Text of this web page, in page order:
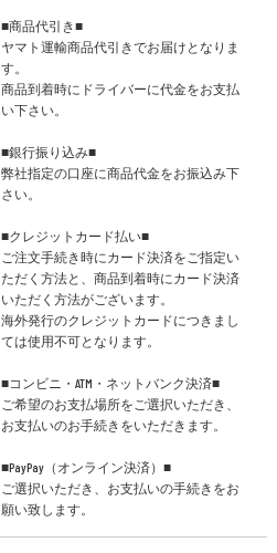
■商品代引き■
ヤマト運輸商品代引きでお届けとなりま
す。
商品到着時にドライバーに代金をお支払
い下さい。
■銀行振り込み■
弊社指定の口座に商品代金をお振込み下
さい。
■クレジットカード払い■
ご注文手続き時にカード決済をご指定い
ただく方法と、商品到着時にカード決済
いただく方法がございます。
海外発行のクレジットカードにつきまし
ては使用不可となります。
■コンビニ・ATM・ネットバンク決済■
ご希望のお支払場所をご選択いただき、
お支払いのお手続きをいただきます。
■PayPay（オンライン決済）■
ご選択いただき、お支払いの手続きをお
願い致します。